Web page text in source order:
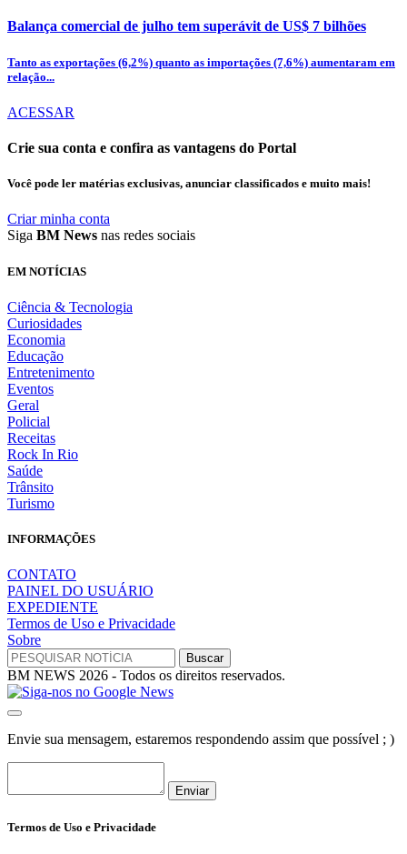
Balança comercial de julho tem superávit de US$ 7 bilhões
Tanto as exportações (6,2%) quanto as importações (7,6%) aumentaram em
relação...
ACESSAR
Crie sua conta e confira as vantagens do Portal
Você pode ler matérias exclusivas, anunciar classificados e muito mais!
Criar minha conta
Siga BM News nas redes sociais
EM NOTÍCIAS
Ciência & Tecnologia
Curiosidades
Economia
Educação
Entretenimento
Eventos
Geral
Policial
Receitas
Rock In Rio
Saúde
Trânsito
Turismo
INFORMAÇÕES
CONTATO
PAINEL DO USUÁRIO
EXPEDIENTE
Termos de Uso e Privacidade
Sobre
BM NEWS 2026 - Todos os direitos reservados.
Envie sua mensagem, estaremos respondendo assim que possível ; )
Enviar
Termos de Uso e Privacidade